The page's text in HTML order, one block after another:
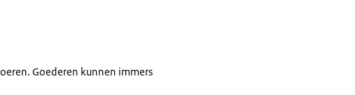
Goederen kunnen immers